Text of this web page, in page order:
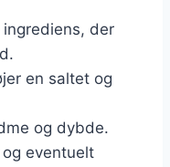
der
en saltet og
og dybde.
eventuelt